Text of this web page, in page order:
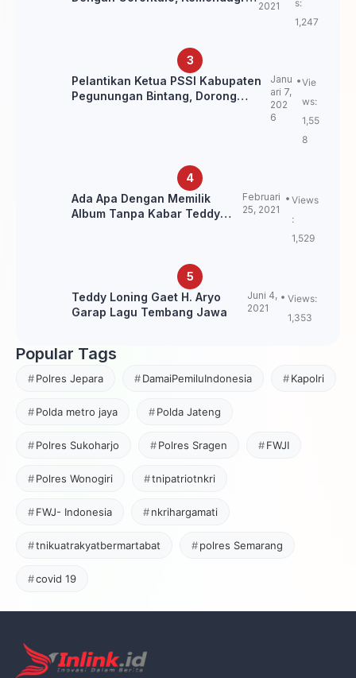
2021
s:
1,247
Pelantikan Ketua PSSI Kabupaten
Pegunungan Bintang, Dorong
Janu
ari 7,
202
6
Vie
ws:
1,55
8
Ada Apa Dengan Memilik
Album Tanpa Kabar Teddy
Februari
25, 2021
Views
:
1,529
Teddy Loning Gaet H. Aryo
Garap Lagu Tembang Jawa
Juni 4,
2021
Views:
1,353
Popular Tags
Polres Jepara DamaiPemiluIndonesia Kapolri
Polda metro jaya Polda Jateng
Polres Sukoharjo Polres Sragen FWJI
Polres Wonogiri tnipatriotnkri
FWJ- Indonesia nkrihargamati
tnikuatrakyatbermartabat polres Semarang
covid 19